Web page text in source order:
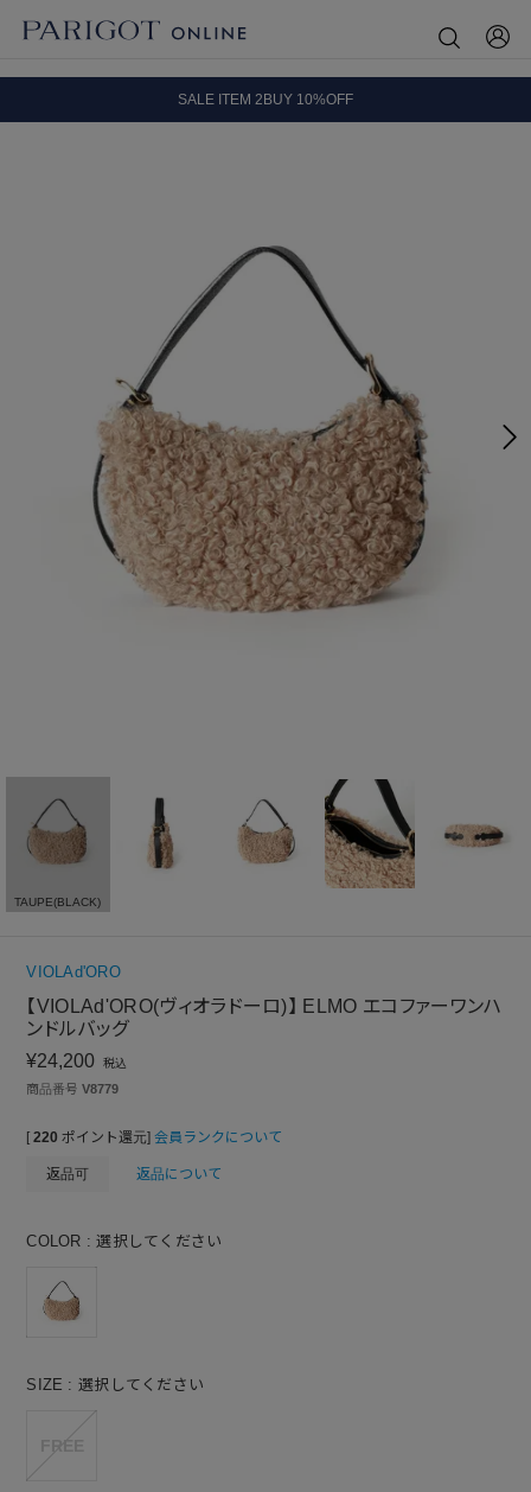
SALE ITEM 2BUY 10%OFF
TAUPE(BLACK)
VIOLAd'ORO
【VIOLAd'ORO(ヴィオラドーロ)】 ELMO エコファーワンハ
ンドルバッグ
¥24,200 税込
商品番号 V8779
[ 220 ポイント還元] 会員ランクについて
返品可 返品について
COLOR 選択してください
SIZE 選択してください